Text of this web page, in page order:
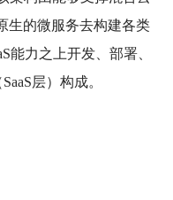
生的微服务去构建各类
能力之上开发、部署、
层）构成。